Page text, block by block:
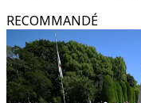
RECOMMANDÉ